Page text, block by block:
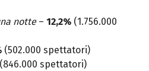
notte – 12,2% (1.756.000
(502.000 spettatori)
(846.000 spettatori)